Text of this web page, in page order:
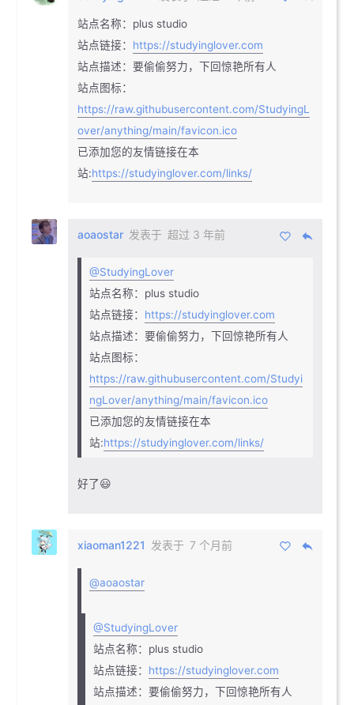
站点名称：plus studio
站点链接： https://studyinglover.com
站点描述：要偷偷努力，下回惊艳所有人
站点图标：
https://raw.githubusercontent.com/StudyingL
over/anything/main/favicon.ico
已添加您的友情链接在本
站:https://studyinglover.com/links/
aoaostar 发表于 超过 3 年前
@StudyingLover
站点名称：plus studio
站点链接： https://studyinglover.com
站点描述：要偷偷努力，下回惊艳所有人
站点图标：
https://raw.githubusercontent.com/Studyi
ngLover/anything/main/favicon.ico
已添加您的友情链接在本
站:https://studyinglover.com/links/
好了😃
xiaoman1221 发表于 7 个月前
@aoaostar
@StudyingLover
站点名称：plus studio
站点链接： https://studyinglover.com
站点描述：要偷偷努力，下回惊艳所有人